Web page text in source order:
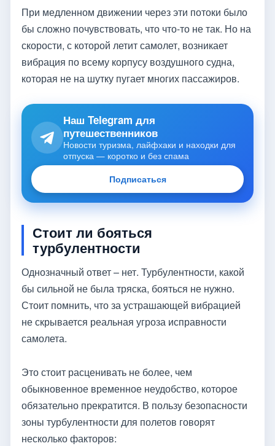
При медленном движении через эти потоки было
бы сложно почувствовать, что что-то не так. Но на
скорости, с которой летит самолет, возникает
вибрация по всему корпусу воздушного судна,
которая не на шутку пугает многих пассажиров.
Наш Telegram для
путешественников
Новости туризма, лайфхаки и находки для
отпуска — коротко и без спама
Подписаться
Стоит ли бояться
турбулентности
Однозначный ответ – нет. Турбулентности, какой
бы сильной не была тряска, бояться не нужно.
Стоит помнить, что за устрашающей вибрацией
не скрывается реальная угроза исправности
самолета.
Это стоит расценивать не более, чем
обыкновенное временное неудобство, которое
обязательно прекратится. В пользу безопасности
зоны турбулентности для полетов говорят
несколько факторов: